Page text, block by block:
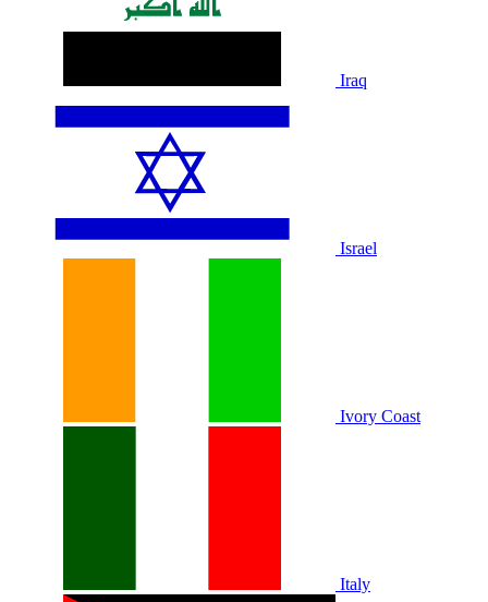
Iraq
Israel
Ivory Coast
Italy